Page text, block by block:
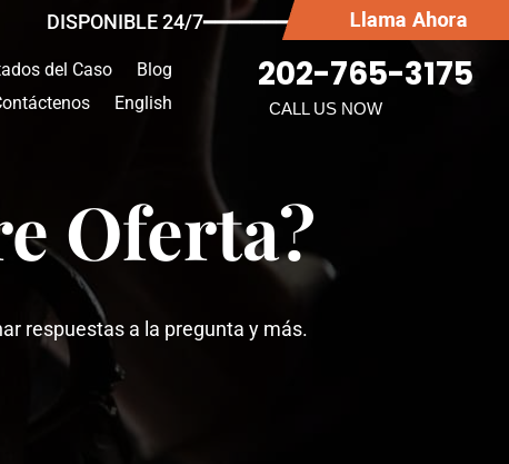
DISPONIBLE 24/7━━━━━━━
del Caso
Blog
English
202-765-3175
CALL US NOW
Oferta?
respuestas a la pregunta y más.